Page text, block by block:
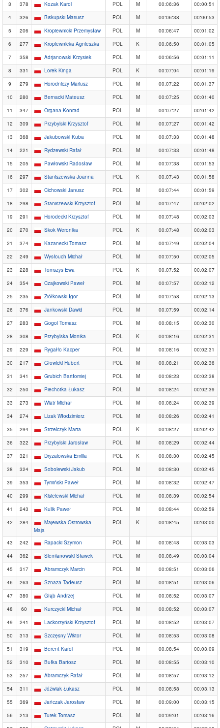
3
378 Kozak Karol POL M 00:06:36
00:00:51
4
326 Biskupski Mariusz POL M 00:06:38
00:00:53
5
206 Kropiewnicki Przemysław POL M 00:06:47
00:01:02
6
277 Kropiewnicka Agnieszka POL K 00:06:50
00:01:05
7
358 Adrjanowski Krzysiek POL M 00:06:56
00:01:11
8
331 Lorek Kinga POL K 00:07:04
00:01:19
9
279 Horodniczy Mariusz POL M 00:07:22
00:01:37
10
280 Bernacki Mateusz POL M 00:07:25
00:01:40
11
347 Organa Konrad POL M 00:07:27
00:01:42
12
309 Przybylski Krzysztof POL M 00:07:27
00:01:42
13
368 Jakubowski Kuba POL M 00:07:33
00:01:48
14
221 Rydzewski Rafał POL M 00:07:33
00:01:48
15
205 Pawłowski Radosław POL M 00:07:38
00:01:53
16
297 Staniszewska Joanna POL K 00:07:43
00:01:58
17
302 Cichowski Janusz POL M 00:07:44
00:01:59
18
298 Staniszewski Krzysztof POL M 00:07:47
00:02:02
19
291 Horodecki Krzysztof POL M 00:07:48
00:02:03
20
270 Skok Weronika POL K 00:07:48
00:02:03
21
374 Kazanecki Tomasz POL M 00:07:49
00:02:04
22
249 Wysłouch Michał POL M 00:07:50
00:02:05
23
228 Tomszys Ewa POL K 00:07:52
00:02:07
24
354 Czajkowski Paweł POL M 00:07:57
00:02:12
25
235 Ziółkowski Igor POL M 00:07:58
00:02:13
26
376 Jankowski Dawid POL M 00:07:59
00:02:14
27
283 Gogol Tomasz POL M 00:08:15
00:02:30
28
308 Przybylska Monika POL K 00:08:16
00:02:31
29
229 Rygałło Kacper POL M 00:08:16
00:02:31
30
217 Głowicki Hubert POL M 00:08:21
00:02:36
31
341 Grubich Bartłomiej POL M 00:08:23
00:02:38
32
250 Piechotka Łukasz POL M 00:08:24
00:02:39
33
273 Wiatr Michał POL M 00:08:24
00:02:39
34
274 Lizak Włodzimierz POL M 00:08:26
00:02:41
35
294 Strzelczyk Marta POL K 00:08:27
00:02:42
36
322 Przybylski Jarosław POL M 00:08:29
00:02:44
37
321 Dryzalowska Emilia POL K 00:08:30
00:02:45
38
324 Sobolewski Jakub POL M 00:08:30
00:02:45
39
353 Tymiński Paweł POL M 00:08:32
00:02:47
40
299 Kisielewski Michał POL M 00:08:39
00:02:54
41
243 Kulik Paweł POL M 00:08:44
00:02:59
42
284
Majewska-Ostrowska
Maja
POL K 00:08:45 00:03:00
43 242 Rapacki Szymon POL M 00:08:48
00:03:03
44
362 Siemianowski Sławek POL M 00:08:49
00:03:04
45
317 Abramczyk Marcin POL M 00:08:51
00:03:06
46
263 Sznaza Tadeusz POL M 00:08:51
00:03:06
47
380 Głąb Andrzej POL M 00:08:52
00:03:07
48
60 Kurczycki Michał POL M 00:08:52
00:03:07
49
241 Lackorzyński Krzysztof POL M 00:08:52
00:03:07
50
313 Szczęsny Wiktor POL M 00:08:53
00:03:08
51
319 Berent Karol POL M 00:08:54
00:03:09
52
310 Bułka Bartosz POL M 00:08:55
00:03:10
53
257 Abramczyk Rafał POL M 00:08:57
00:03:12
54
311 Jóźwiak Łukasz POL M 00:08:58
00:03:13
55
369 Jańczak Jarosław POL M 00:09:00
00:03:15
56
213 Turek Tomasz POL M 00:09:01
00:03:16